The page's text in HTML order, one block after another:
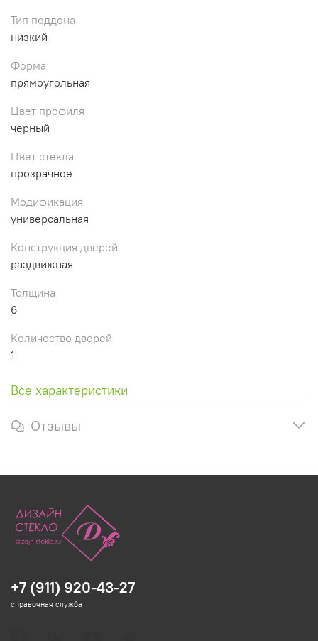
Тип поддона
низкий
Форма
прямоугольная
Цвет профиля
черный
Цвет стекла
прозрачное
Модификация
универсальная
Конструкция дверей
раздвижная
Толщина
6
Количество дверей
1
Все характеристики
Отзывы
+7 (911) 920-43-27
справочная служба